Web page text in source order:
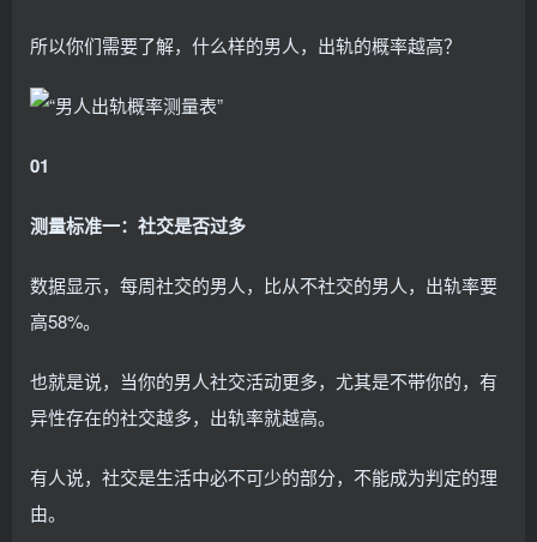
所以你们需要了解，什么样的男人，出轨的概率越高？
01
测量标准一：社交是否过多
数据显示，每周社交的男人，比从不社交的男人，出轨率要
高58%。
也就是说，当你的男人社交活动更多，尤其是不带你的，有
异性存在的社交越多，出轨率就越高。
有人说，社交是生活中必不可少的部分，不能成为判定的理
由。